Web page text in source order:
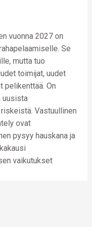
vuonna 2027 on
Se
mutta tuo
toimijat, uudet
pelikenttää. On
uusista
Vastuullinen
ovat
pysyy hauskana ja
vaikutukset